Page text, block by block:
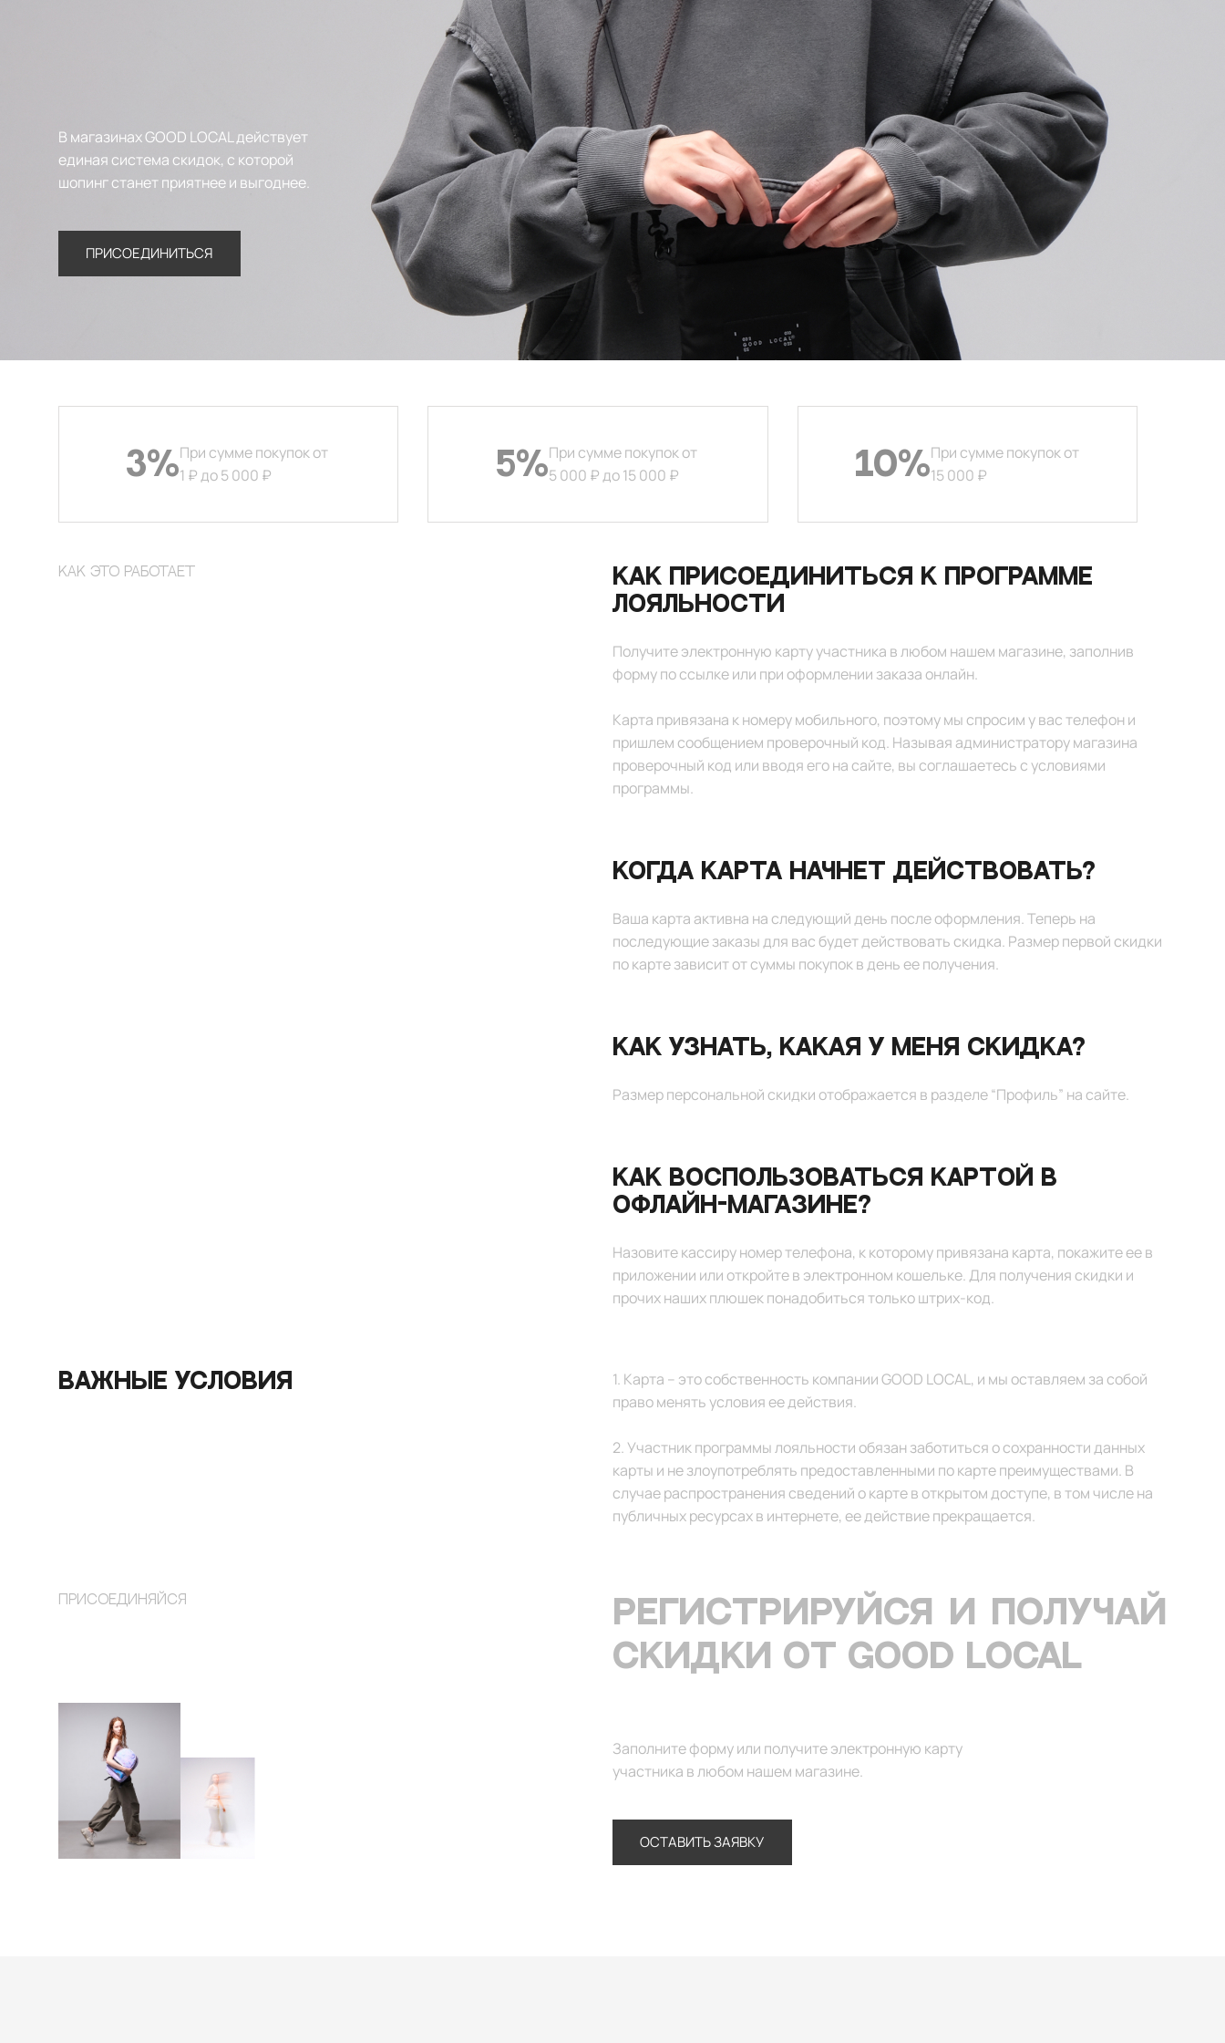
В магазинах GOOD LOCAL действует
единая система скидок, с которой
шопинг станет приятнее и выгоднее.
ПРИСОЕДИНИТЬСЯ
3%При сумме покупок от
1 ₽ до 5 000 ₽
5%При сумме покупок от
5 000 ₽ до 15 000 ₽
10%При сумме покупок от
15 000 ₽
КАК ЭТО РАБОТАЕТ
Как присоединиться к программе
лояльности
Получите электронную карту участника в любом нашем магазине, заполнив
форму по ссылке или при оформлении заказа онлайн.
Карта привязана к номеру мобильного, поэтому мы спросим у вас телефон и
пришлем сообщением проверочный код. Называя администратору магазина
проверочный код или вводя его на сайте, вы соглашаетесь с условиями
программы.
Когда карта начнет действовать?
Ваша карта активна на следующий день после оформления. Теперь на
последующие заказы для вас будет действовать скидка. Размер первой скидки
по карте зависит от суммы покупок в день ее получения.
Как узнать, какая у меня скидка?
Размер персональной скидки отображается в разделе “Профиль” на сайте.
Как воспользоваться картой в
офлайн-магазине?
Назовите кассиру номер телефона, к которому привязана карта, покажите ее в
приложении или откройте в электронном кошельке. Для получения скидки и
прочих наших плюшек понадобиться только штрих-код.
ВАЖНЫЕ УСЛОВИЯ
1. Карта – это собственность компании GOOD LOCAL, и мы оставляем за собой
право менять условия ее действия.
2. Участник программы лояльности обязан заботиться о сохранности данных
карты и не злоупотреблять предоставленными по карте преимуществами. В
случае распространения сведений о карте в открытом доступе, в том числе на
публичных ресурсах в интернете, ее действие прекращается.
ПРИСОЕДИНЯЙСЯ
РЕГИСТРИРУЙСЯ И ПОЛУЧАЙ
СКИДКИ ОТ GOOD LOCAL
Заполните форму или получите электронную карту
участника в любом нашем магазине.
ОСТАВИТЬ ЗАЯВКУ